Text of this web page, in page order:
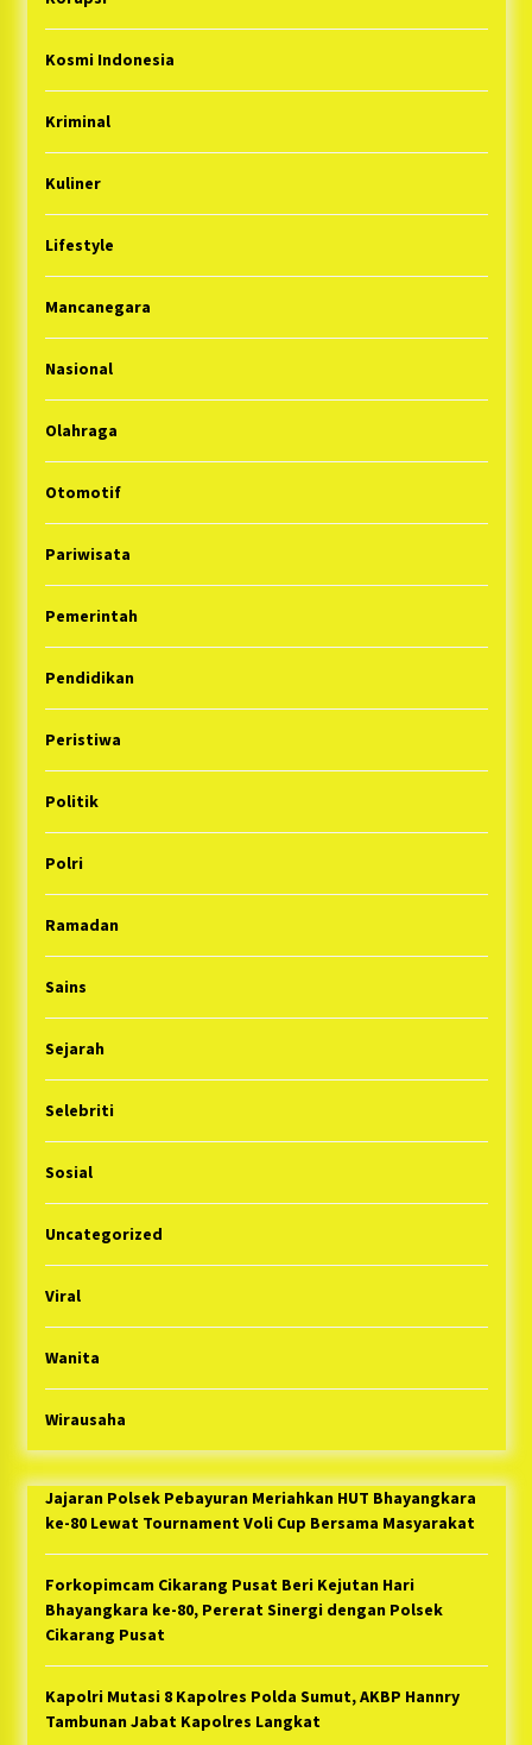
Kosmi Indonesia
Kriminal
Kuliner
Lifestyle
Mancanegara
Nasional
Olahraga
Otomotif
Pariwisata
Pemerintah
Pendidikan
Peristiwa
Politik
Polri
Ramadan
Sains
Sejarah
Selebriti
Sosial
Uncategorized
Viral
Wanita
Wirausaha
Jajaran Polsek Pebayuran Meriahkan HUT Bhayangkara
ke-80 Lewat Tournament Voli Cup Bersama Masyarakat
Forkopimcam Cikarang Pusat Beri Kejutan Hari
Bhayangkara ke-80, Pererat Sinergi dengan Polsek
Cikarang Pusat
Kapolri Mutasi 8 Kapolres Polda Sumut, AKBP Hannry
Tambunan Jabat Kapolres Langkat